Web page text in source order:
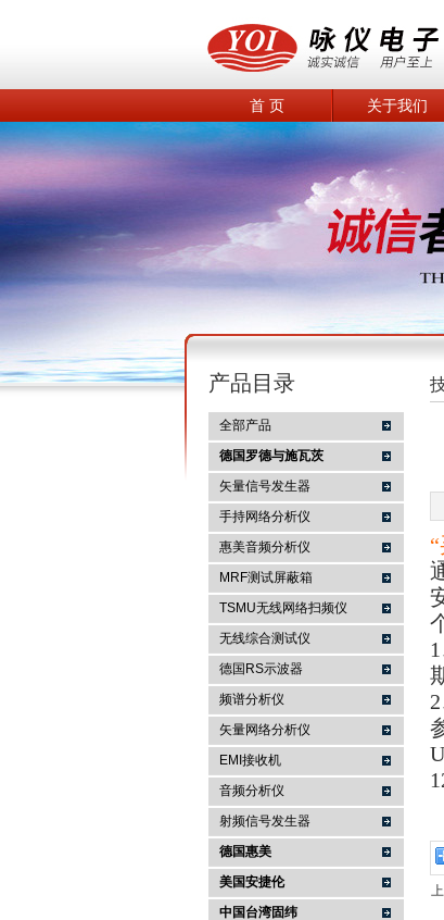
南京咏仪电子科技有限公司
首 页 关于我们
产品目录
全部产品
德国罗德与施瓦茨
矢量信号发生器
手持网络分析仪
惠美音频分析仪
MRF测试屏蔽箱
TSMU无线网络扫频仪
无线综合测试仪
德国RS示波器
频谱分析仪
矢量网络分析仪
EMI接收机
音频分析仪
射频信号发生器
德国惠美
美国安捷伦
中国台湾固纬
“
1
2